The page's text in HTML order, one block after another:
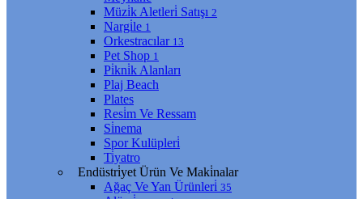
Müzi̇k Aletleri̇ Satışı 2
Nargi̇le 1
Orkestracılar 13
Pet Shop 1
Pi̇kni̇k Alanları
Plaj Beach
Plates
Resi̇m Ve Ressam
Si̇nema
Spor Kulüpleri̇
Ti̇yatro
Endüstri̇yet Ürün Ve Maki̇nalar
Ağaç Ve Yan Ürünleri̇ 35